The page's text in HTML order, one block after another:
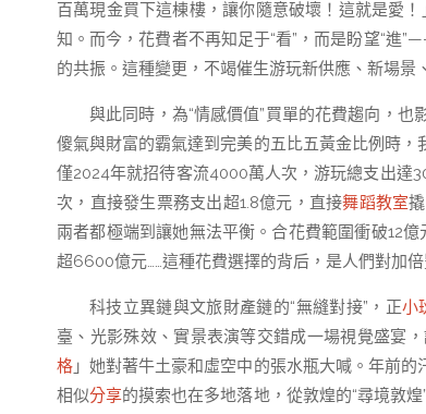
百萬現金買下這棟樓，讓你隨意破壞！這就是愛
知。而今，花費者不再知足于“看”，而是盼望“進
的共振。這種變更，不竭催生游玩新供應、新場景
與此同時，為“情感價值”買單的花費趨向，
傻氣與財富的霸氣達到完美的五比五黃金比例時
僅2024年就招待客流4000萬人次，游玩總支出達
次，直接發生票務支出超1.8億元，直接舞蹈教室
兩者都極端到讓她無法平衡。合花費範圍衝破12
超6600億元……這種花費選擇的背后，是人們對加
科技立異鏈與文旅財產鏈的“無縫對接”，正小
臺、光影殊效、實景表演等交錯成一場視覺盛宴
格 」她對著牛土豪和虛空中的張水瓶大喊。年前
相似分享的摸索也在多地落地，從敦煌的“尋境敦煌